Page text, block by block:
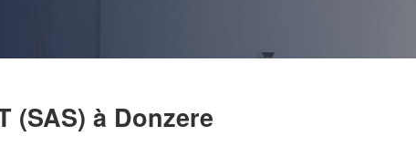
(SAS) à Donzere